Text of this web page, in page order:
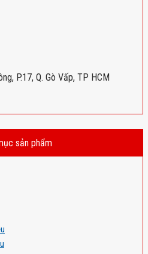
P.17, Q. Gò Vấp, TP HCM
sản phẩm